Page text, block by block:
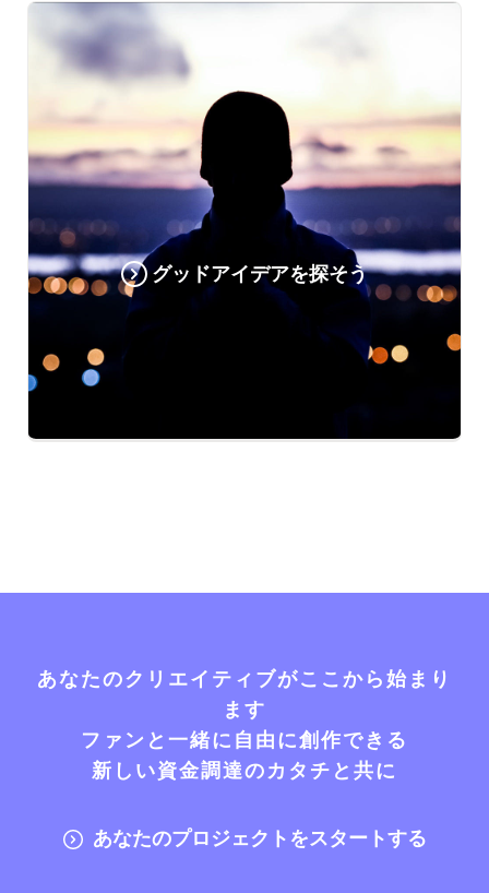
グッドアイデアを探そう
あなたのクリエイティブがここから始まり
ます
ファンと一緒に自由に創作できる
新しい資金調達のカタチと共に
あなたのプロジェクトをスタートする